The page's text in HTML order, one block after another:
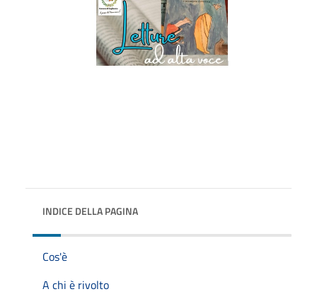
INDICE DELLA PAGINA
Cos'è
A chi è rivolto